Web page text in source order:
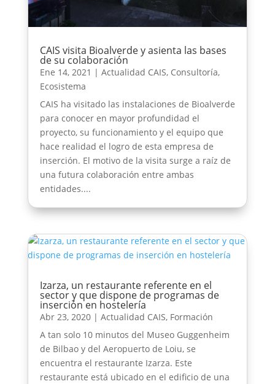
CAIS visita Bioalverde y asienta las bases
de su colaboración
Ene 14, 2021 | Actualidad CAIS, Consultoría,
Ecosistema
CAIS ha visitado las instalaciones de Bioalverde
para conocer en mayor profundidad el
proyecto, su funcionamiento y el equipo que
hace realidad el logro de esta empresa de
inserción. El motivo de la visita surge a raíz de
una futura colaboración entre ambas
entidades....
Izarza, un restaurante referente en el
sector y que dispone de programas de
inserción en hostelería
Abr 23, 2020| Actualidad CAIS, Formación
A tan solo 10 minutos del Museo Guggenheim
de Bilbao y del Aeropuerto de Loiu, se
encuentra el restaurante Izarza. Este
restaurante está ubicado en el edificio de una